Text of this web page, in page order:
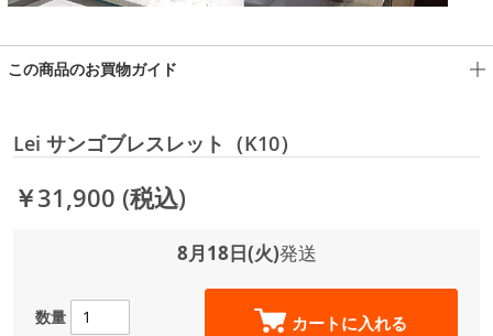
この商品のお買物ガイド
Lei サンゴブレスレット（K10）
￥31,900 (税込)
8月18日(火)発送
数量 カートに入れる